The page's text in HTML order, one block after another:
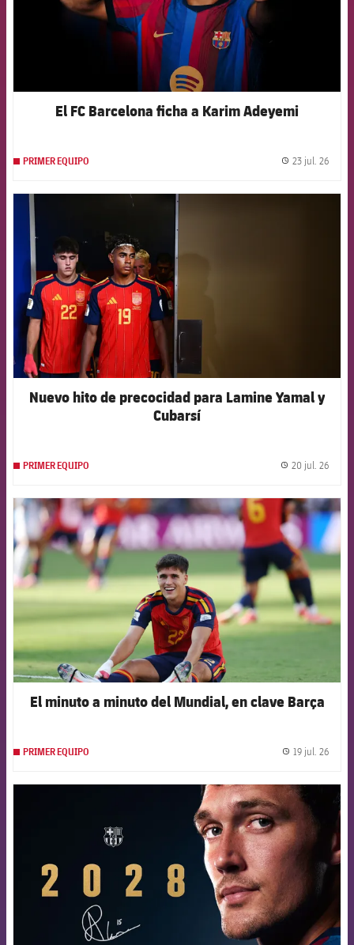
El FC Barcelona ficha a Karim Adeyemi
PRIMER EQUIPO 23 jul. 26
FCB Barcelona badge
Nuevo hito de precocidad para Lamine Yamal y
Cubarsí
PRIMER EQUIPO 20 jul. 26
FCB Barcelona badge
El minuto a minuto del Mundial, en clave Barça
PRIMER EQUIPO 19 jul. 26
FCB Barcelona badge